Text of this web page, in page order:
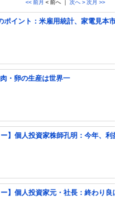
<< 前月 < 前へ ｜ 次へ > 次月 >>
ポイント：米雇用統計、家電見本
・卵の生産は世界一
】個人投資家株師孔明：今年、
】個人投資家元・社長：終わり